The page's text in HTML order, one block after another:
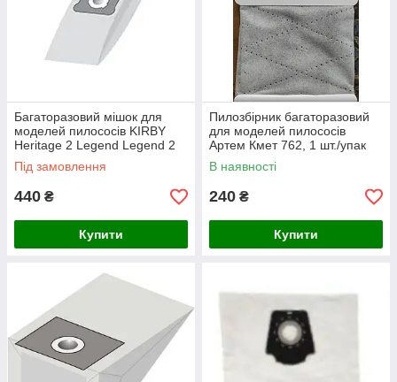
Багаторазовий мішок для
моделей пилососів KIRBY
Heritage 2 Legend Legend 2
Під замовлення
440 ₴
Купити
Пилозбірник багаторазовий
для моделей пилососів
Артем Кмет 762, 1 шт./упак
В наявності
240 ₴
Купити